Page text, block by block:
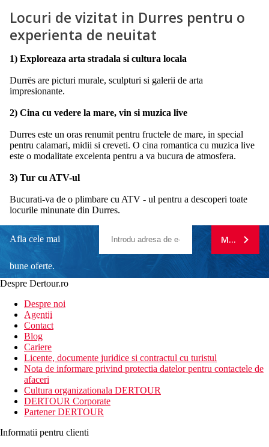
Locuri de vizitat in Durres pentru o
experienta de neuitat
1) Exploreaza arta stradala si cultura locala
Durrës are picturi murale, sculpturi si galerii de arta
impresionante.
2) Cina cu vedere la mare, vin si muzica live
Durres este un oras renumit pentru fructele de mare, in special
pentru calamari, midii si creveti. O cina romantica cu muzica live
este o modalitate excelenta pentru a va bucura de atmosfera.
3) Tur cu ATV-ul
Bucurati-va de o plimbare cu ATV - ul pentru a descoperi toate
locurile minunate din Durres.
Afla cele mai
bune oferte.
newsletter!
MA
Despre Dertour.ro
Despre noi
Agentii
Contact
Blog
Cariere
Licente, documente juridice si contractul cu turistul
Nota de informare privind protectia datelor pentru contactele de
afaceri
Cultura organizationala DERTOUR
DERTOUR Corporate
Partener DERTOUR
Informatii pentru clienti